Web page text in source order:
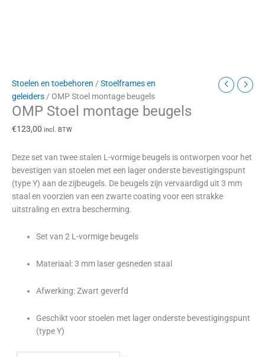
Stoelen en toebehoren / Stoelframes en
geleiders/ OMP Stoel montage beugels
OMP Stoel montage beugels
€123,00 incl. BTW
Deze set van twee stalen L-vormige beugels is ontworpen voor het
bevestigen van stoelen met een lager onderste bevestigingspunt
(type Y) aan de zijbeugels. De beugels zijn vervaardigd uit 3 mm
staal en voorzien van een zwarte coating voor een strakke
uitstraling en extra bescherming.
Set van 2 L-vormige beugels
Materiaal: 3 mm laser gesneden staal
Afwerking: Zwart geverfd
Geschikt voor stoelen met lager onderste bevestigingspunt
(type Y)